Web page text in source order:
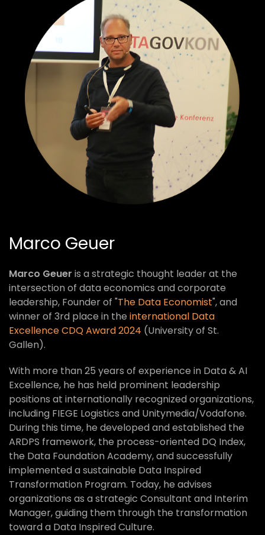
Marco Geuer
Marco Geuer is a strategic thought leader at the
intersection of data economics and corporate
leadership, Founder of "The Data Economist", and
winner of 3rd place in the international Data
Excellence CDQ Award 2024 (University of St.
Gallen).
With more than 25 years of experience in Data & AI
Excellence, he has held prominent leadership
positions at internationally recognized organizations,
including FIEGE Logistics and Unitymedia/Vodafone.
During this time, he developed and established the
ARDPS framework, the process-oriented DQ Index,
the Data Foundation Academy, and successfully
implemented a sustainable Data Inspired
Transformation Program. Today, he advises
organizations as a strategic Consultant and Interim
Manager, guiding them through the transformation
toward a Data Inspired Culture.